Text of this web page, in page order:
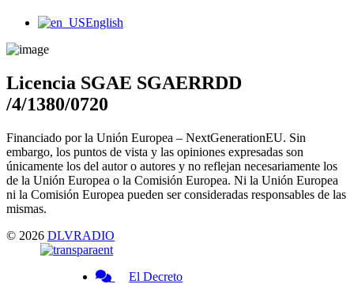
Main
English
Licencia SGAE SGAERRDD
/4/1380/0720
Financiado por la Unión Europea – NextGenerationEU. Sin
embargo, los puntos de vista y las opiniones expresadas son
únicamente los del autor o autores y no reflejan necesariamente los
de la Unión Europea o la Comisión Europea. Ni la Unión Europea
ni la Comisión Europea pueden ser consideradas responsables de las
mismas.
© 2026 DLVRADIO
El Decreto